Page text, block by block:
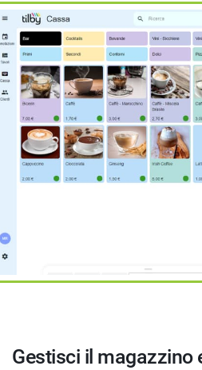
Gestisci il magazzino